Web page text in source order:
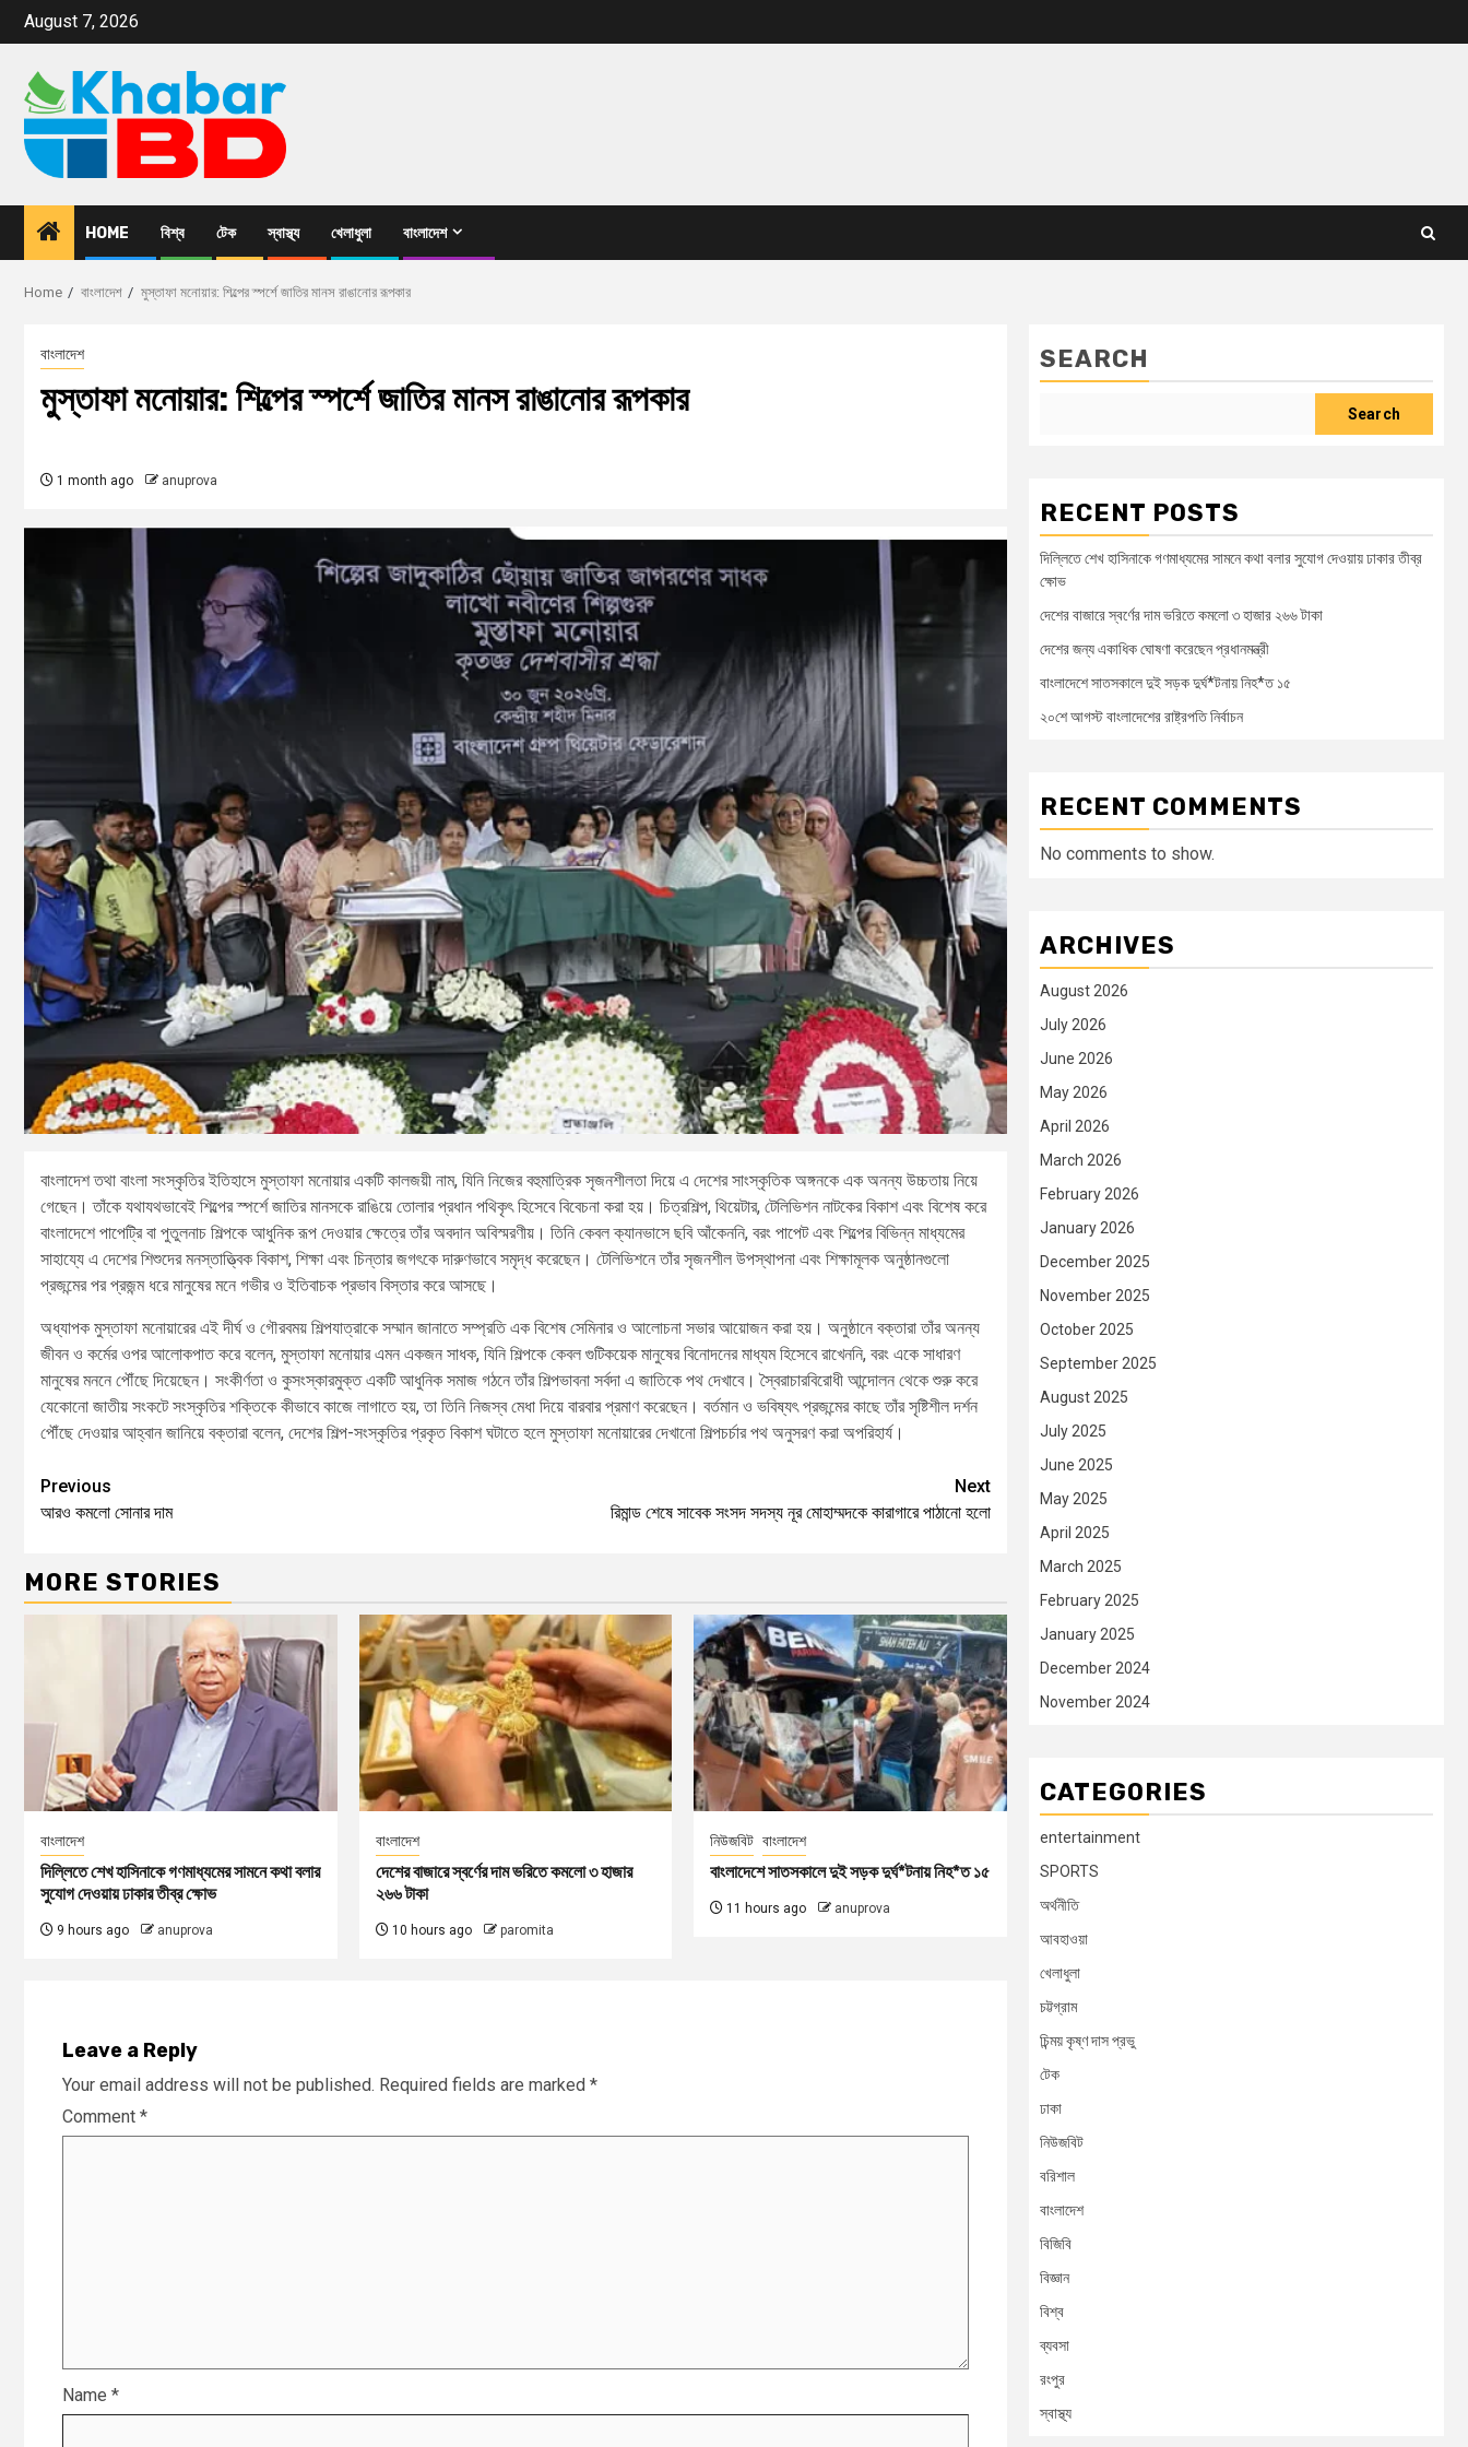
August 7, 2026
HOME বিশ্ব টেক স্বাস্থ্য খেলাধুলা বাংলাদেশ
Home বাংলাদেশ মুস্তাফা মনোয়ার: শিল্পের স্পর্শে জাতির মানস রাঙানোর রূপকার
বাংলাদেশ
মুস্তাফা মনোয়ার: শিল্পের স্পর্শে জাতির মানস রাঙানোর রূপকার
1 month ago anuprova
বাংলাদেশ তথা বাংলা সংস্কৃতির ইতিহাসে মুস্তাফা মনোয়ার একটি কালজয়ী নাম, যিনি নিজের বহুমাত্রিক সৃজনশীলতা দিয়ে এ দেশের সাংস্কৃতিক অঙ্গনকে এক অনন্য উচ্চতায় নিয়ে
গেছেন। তাঁকে যথাযথভাবেই শিল্পের স্পর্শে জাতির মানসকে রাঙিয়ে তোলার প্রধান পথিকৃৎ হিসেবে বিবেচনা করা হয়। চিত্রশিল্প, থিয়েটার, টেলিভিশন নাটকের বিকাশ এবং বিশেষ করে
বাংলাদেশে পাপেট্রি বা পুতুলনাচ শিল্পকে আধুনিক রূপ দেওয়ার ক্ষেত্রে তাঁর অবদান অবিস্মরণীয়। তিনি কেবল ক্যানভাসে ছবি আঁকেননি, বরং পাপেট এবং শিল্পের বিভিন্ন মাধ্যমের
সাহায্যে এ দেশের শিশুদের মনস্তাত্ত্বিক বিকাশ, শিক্ষা এবং চিন্তার জগৎকে দারুণভাবে সমৃদ্ধ করেছেন। টেলিভিশনে তাঁর সৃজনশীল উপস্থাপনা এবং শিক্ষামূলক অনুষ্ঠানগুলো
প্রজন্মের পর প্রজন্ম ধরে মানুষের মনে গভীর ও ইতিবাচক প্রভাব বিস্তার করে আসছে।
অধ্যাপক মুস্তাফা মনোয়ারের এই দীর্ঘ ও গৌরবময় শিল্পযাত্রাকে সম্মান জানাতে সম্প্রতি এক বিশেষ সেমিনার ও আলোচনা সভার আয়োজন করা হয়। অনুষ্ঠানে বক্তারা তাঁর অনন্য
জীবন ও কর্মের ওপর আলোকপাত করে বলেন, মুস্তাফা মনোয়ার এমন একজন সাধক, যিনি শিল্পকে কেবল গুটিকয়েক মানুষের বিনোদনের মাধ্যম হিসেবে রাখেননি, বরং একে সাধারণ
মানুষের মননে পৌঁছে দিয়েছেন। সংকীর্ণতা ও কুসংস্কারমুক্ত একটি আধুনিক সমাজ গঠনে তাঁর শিল্পভাবনা সর্বদা এ জাতিকে পথ দেখাবে। স্বৈরাচারবিরোধী আন্দোলন থেকে শুরু করে
যেকোনো জাতীয় সংকটে সংস্কৃতির শক্তিকে কীভাবে কাজে লাগাতে হয়, তা তিনি নিজস্ব মেধা দিয়ে বারবার প্রমাণ করেছেন। বর্তমান ও ভবিষ্যৎ প্রজন্মের কাছে তাঁর সৃষ্টিশীল দর্শন
পৌঁছে দেওয়ার আহ্বান জানিয়ে বক্তারা বলেন, দেশের শিল্প-সংস্কৃতির প্রকৃত বিকাশ ঘটাতে হলে মুস্তাফা মনোয়ারের দেখানো শিল্পচর্চার পথ অনুসরণ করা অপরিহার্য।
Previous
আরও কমলো সোনার দাম
Next
রিমান্ড শেষে সাবেক সংসদ সদস্য নূর মোহাম্মদকে কারাগারে পাঠানো হলো
MORE STORIES
বাংলাদেশ
দিল্লিতে শেখ হাসিনাকে গণমাধ্যমের সামনে কথা বলার
সুযোগ দেওয়ায় ঢাকার তীব্র ক্ষোভ
9 hours ago anuprova
বাংলাদেশ
দেশের বাজারে স্বর্ণের দাম ভরিতে কমলো ৩ হাজার
২৬৬ টাকা
10 hours ago paromita
নিউজবিট বাংলাদেশ
বাংলাদেশে সাতসকালে দুই সড়ক দুর্ঘ*টনায় নিহ*ত ১৫
11 hours ago anuprova
Leave a Reply
Your email address will not be published. Required fields are marked *
Comment *
Name *
SEARCH
Search
RECENT POSTS
দিল্লিতে শেখ হাসিনাকে গণমাধ্যমের সামনে কথা বলার সুযোগ দেওয়ায় ঢাকার তীব্র
ক্ষোভ
দেশের বাজারে স্বর্ণের দাম ভরিতে কমলো ৩ হাজার ২৬৬ টাকা
দেশের জন্য একাধিক ঘোষণা করেছেন প্রধানমন্ত্রী
বাংলাদেশে সাতসকালে দুই সড়ক দুর্ঘ*টনায় নিহ*ত ১৫
২০শে আগস্ট বাংলাদেশের রাষ্ট্রপতি নির্বাচন
RECENT COMMENTS
No comments to show.
ARCHIVES
August 2026
July 2026
June 2026
May 2026
April 2026
March 2026
February 2026
January 2026
December 2025
November 2025
October 2025
September 2025
August 2025
July 2025
June 2025
May 2025
April 2025
March 2025
February 2025
January 2025
December 2024
November 2024
CATEGORIES
entertainment
SPORTS
অর্থনীতি
আবহাওয়া
খেলাধুলা
চট্টগ্রাম
চিন্ময় কৃষ্ণ দাস প্রভু
টেক
ঢাকা
নিউজবিট
বরিশাল
বাংলাদেশ
বিজিবি
বিজ্ঞান
বিশ্ব
ব্যবসা
রংপুর
স্বাস্থ্য